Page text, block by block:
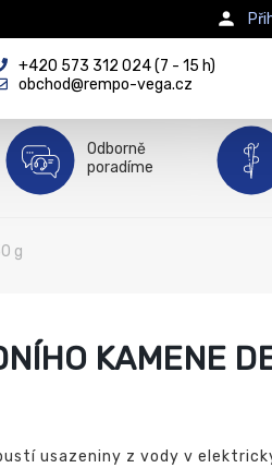
+420 573 312 024 (7 - 15 h)
obchod@rempo-vega.cz
Odborně
poradíme
g
KAMENE
usazeniny z vody v